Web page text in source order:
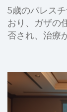
5歳のパレス
おり、ガザの
否され、治療